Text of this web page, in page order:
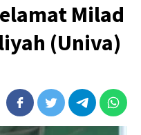
Milad
(Univa)